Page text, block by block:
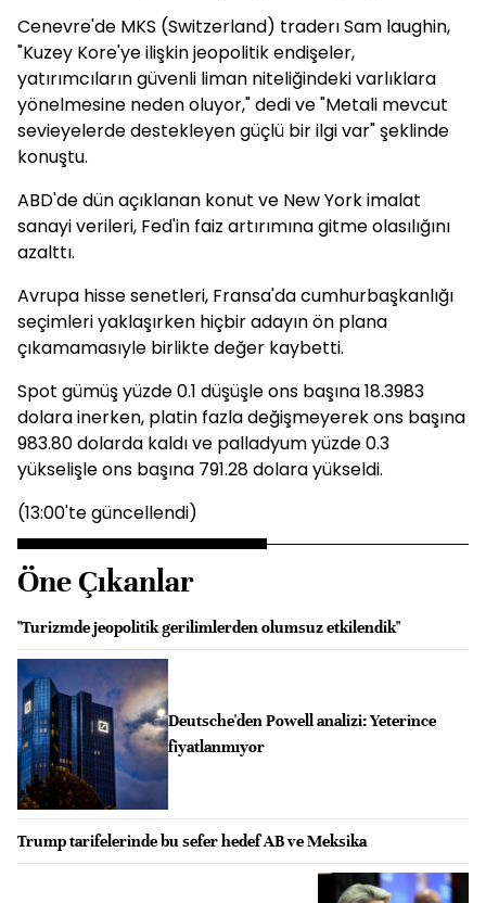
Cenevre'de MKS (Switzerland) traderı Sam laughin,
"Kuzey Kore'ye ilişkin jeopolitik endişeler,
yatırımcıların güvenli liman niteliğindeki varlıklara
yönelmesine neden oluyor," dedi ve "Metali mevcut
sevieyelerde destekleyen güçlü bir ilgi var" şeklinde
konuştu.
ABD'de dün açıklanan konut ve New York imalat
sanayi verileri, Fed'in faiz artırımına gitme olasılığını
azalttı.
Avrupa hisse senetleri, Fransa'da cumhurbaşkanlığı
seçimleri yaklaşırken hiçbir adayın ön plana
çıkamamasıyle birlikte değer kaybetti.
Spot gümüş yüzde 0.1 düşüşle ons başına 18.3983
dolara inerken, platin fazla değişmeyerek ons başına
983.80 dolarda kaldı ve palladyum yüzde 0.3
yükselişle ons başına 791.28 dolara yükseldi.
(13:00'te güncellendi)
Öne Çıkanlar
"Turizmde jeopolitik gerilimlerden olumsuz etkilendik"
Deutsche'den Powell analizi: Yeterince
fiyatlanmıyor
Trump tarifelerinde bu sefer hedef AB ve Meksika